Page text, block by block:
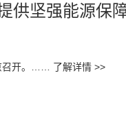
供坚强能源保
召开。…… 了解详情 >>